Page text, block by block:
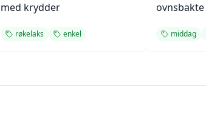
med krydder
røkelaks enkel middag